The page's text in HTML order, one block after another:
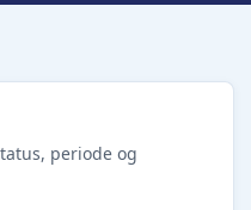
periode og